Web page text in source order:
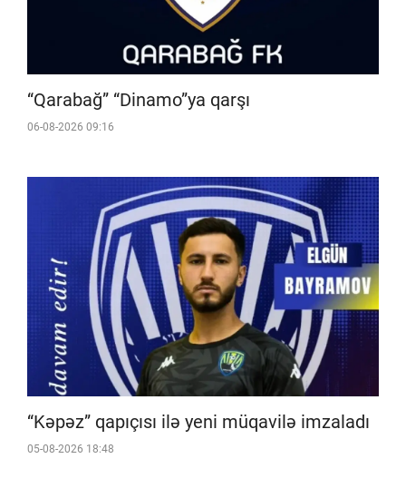
“Qarabağ” “Dinamo”ya qarşı
06-08-2026 09:16
“Kəpəz” qapıçısı ilə yeni müqavilə imzaladı
05-08-2026 18:48